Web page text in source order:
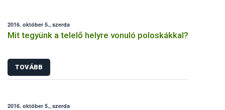
2016. október 5., szerda
Mit tegyünk a telelő helyre vonuló poloskákkal?
TOVÁBB
2016. október 5., szerda